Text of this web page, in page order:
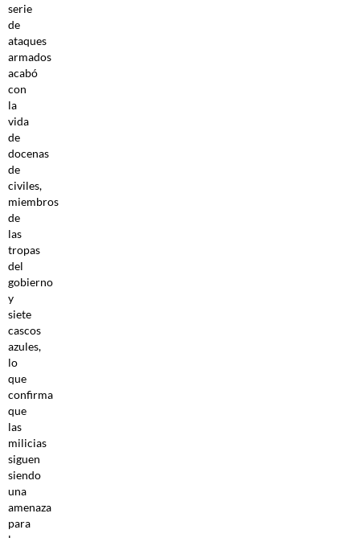
serie
de
ataques
armados
acabó
con
la
vida
de
docenas
de
civiles,
miembros
de
las
tropas
del
gobierno
y
siete
cascos
azules,
lo
que
confirma
que
las
milicias
siguen
siendo
una
amenaza
para